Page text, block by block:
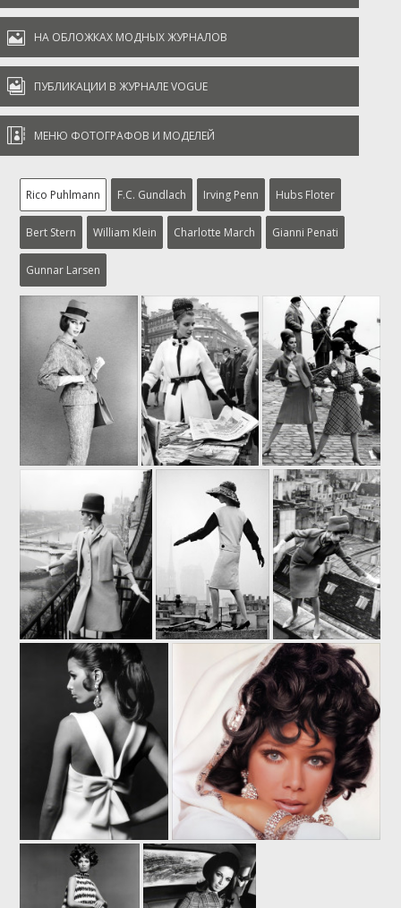
 НА ОБЛОЖКАХ МОДНЫХ ЖУРНАЛОВ
 ПУБЛИКАЦИИ В ЖУРНАЛЕ VOGUE
 МЕНЮ ФОТОГРАФОВ И МОДЕЛЕЙ
Rico Puhlmann F.C. Gundlach Irving Penn Hubs Floter
Bert Stern William Klein Charlotte March Gianni Penati
Gunnar Larsen